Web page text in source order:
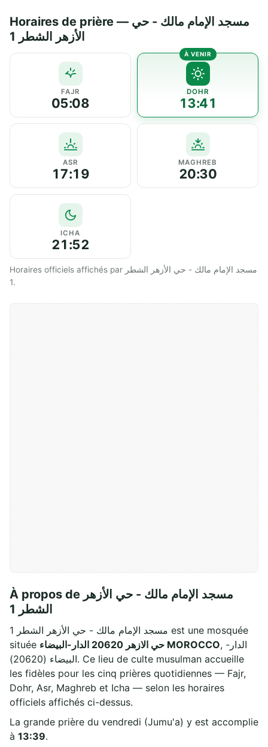
Horaires de prière — مسجد الإمام مالك - حي
الأزهر الشطر 1
FAJR
05:08
DOHR
13:41
ASR
17:19
MAGHREB
20:30
ICHA
21:52
Horaires officiels affichés par مسجد الإمام مالك - حي الأزهر الشطر
1.
À propos de مسجد الإمام مالك - حي الأزهر
الشطر 1
مسجد الإمام مالك - حي الأزهر الشطر 1 est une mosquée
située
حي الازهر 20620 الدار-البيضاء MOROCCO, الدار-
البيضاء (20620). Ce lieu de culte musulman accueille
les fidèles pour les cinq prières quotidiennes — Fajr,
Dohr, Asr, Maghreb et Icha — selon les horaires
officiels affichés ci-dessus.
La grande prière du vendredi (Jumu'a) y est accomplie
à 13:39.